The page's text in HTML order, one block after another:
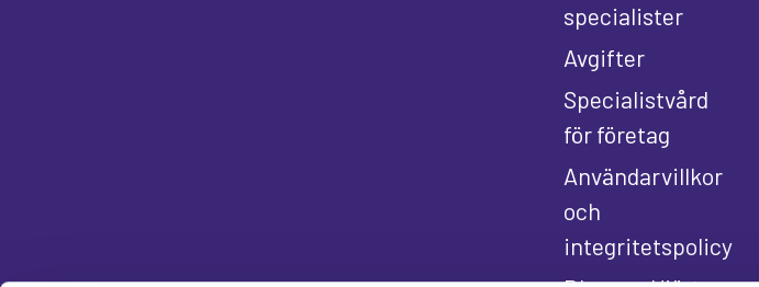
specialister
Avgifter
Specialistvård
för företag
Användarvillkor
och
integritetspolicy